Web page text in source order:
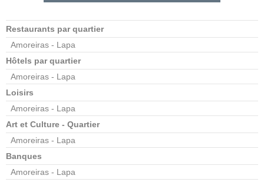
Restaurants par quartier
Amoreiras - Lapa
Hôtels par quartier
Amoreiras - Lapa
Loisirs
Amoreiras - Lapa
Art et Culture - Quartier
Amoreiras - Lapa
Banques
Amoreiras - Lapa